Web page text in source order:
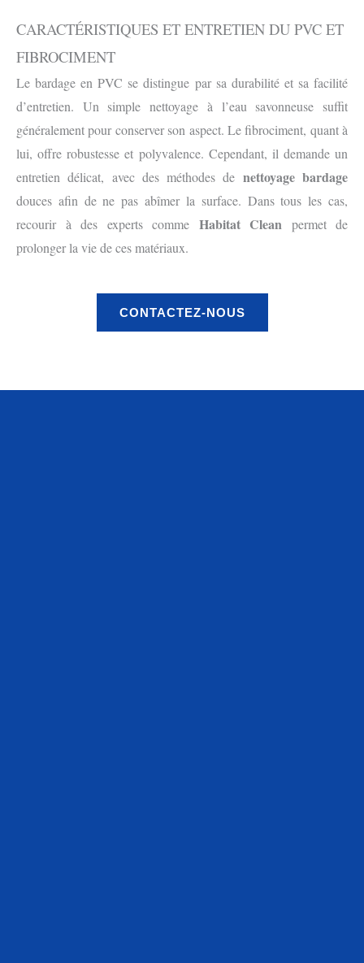
CARACTÉRISTIQUES ET ENTRETIEN DU PVC ET
FIBROCIMENT
Le bardage en PVC se distingue par sa durabilité et sa facilité
d’entretien. Un simple nettoyage à l’eau savonneuse suffit
généralement pour conserver son aspect. Le fibrociment, quant à
lui, offre robustesse et polyvalence. Cependant, il demande un
entretien délicat, avec des méthodes de nettoyage bardage
douces afin de ne pas abîmer la surface. Dans tous les cas,
recourir à des experts comme Habitat Clean permet de
prolonger la vie de ces matériaux.
CONTACTEZ-NOUS